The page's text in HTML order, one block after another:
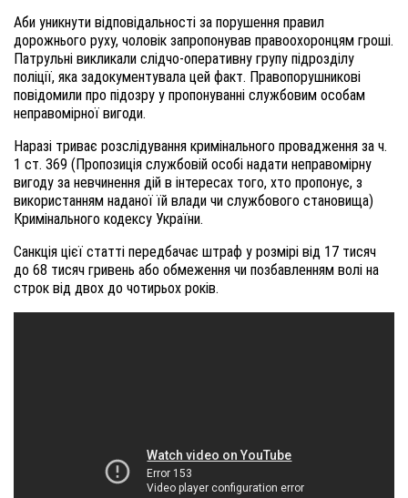
Аби уникнути відповідальності за порушення правил
дорожнього руху, чоловік запропонував правоохоронцям гроші.
Патрульні викликали слідчо-оперативну групу підрозділу
поліції, яка задокументувала цей факт. Правопорушникові
повідомили про підозру у пропонуванні службовим особам
неправомірної вигоди.
Наразі триває розслідування кримінального провадження за ч.
1 ст. 369 (Пропозиція службовій особі надати неправомірну
вигоду за невчинення дій в інтересах того, хто пропонує, з
використанням наданої їй влади чи службового становища)
Кримінального кодексу України.
Санкція цієї статті передбачає штраф у розмірі від 17 тисяч
до 68 тисяч гривень або обмеження чи позбавленням волі на
строк від двох до чотирьох років.